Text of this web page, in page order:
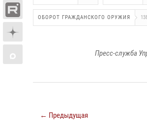
ОБОРОТ ГРАЖДАНСКОГО ОРУЖИЯ
Пресс-служба
← Предыдущая